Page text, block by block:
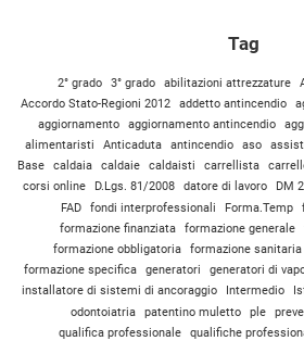
Tag
2° grado 3° grado abilitazioni attrezzature
Accordo Stato-Regioni 2012
addetto antincendio
aggiornamento
aggiornamento antincendio
alimentaristi
Anticaduta antincendio aso
Base
caldaia caldaie caldaisti carrellista
corsi online
D.Lgs. 81/2008 datore di lavoro DM
FAD
fondi interprofessionali Forma.Temp
formazione finanziata
formazione generale
formazione obbligatoria
formazione sanitaria
formazione specifica
generatori generatori di
installatore di sistemi di ancoraggio
Intermedio
odontoiatria
patentino muletto ple
qualifica professionale
qualifiche